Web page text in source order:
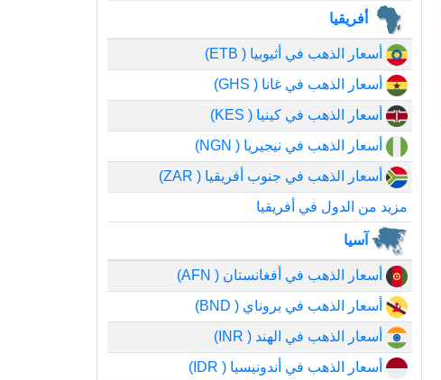
أفريقيا
أسعار الذهب في أثيوبيا ( ETB)
أسعار الذهب في غانا ( GHS)
أسعار الذهب في كينيا ( KES)
أسعار الذهب في نيجيريا ( NGN)
أسعار الذهب في جنوب أفريقيا ( ZAR)
مزيد من الدول في أفريقيا
آسيا
أسعار الذهب في أفغانستان ( AFN)
أسعار الذهب في بروناي ( BND)
أسعار الذهب في الهند ( INR)
أسعار الذهب في أندونيسيا ( IDR)